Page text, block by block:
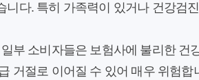
다. 특히 가족력이 있거나 건강검
부 소비자들은 보험사에 불리한 건
거절로 이어질 수 있어 매우 위험합